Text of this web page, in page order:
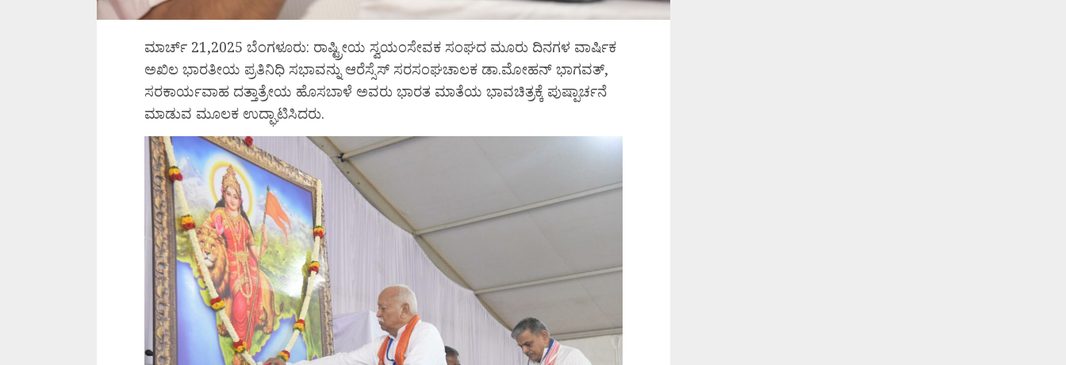
ಮಾರ್ಚ್ 21,2025 ಬೆಂಗಳೂರು: ರಾಷ್ಟ್ರೀಯ ಸ್ವಯಂಸೇವಕ ಸಂಘದ ಮೂರು ದಿನಗಳ ವಾರ್ಷಿಕ
ಅಖಿಲ ಭಾರತೀಯ ಪ್ರತಿನಿಧಿ ಸಭಾವನ್ನು ಆರೆಸ್ಸೆಸ್ ಸರಸಂಘಚಾಲಕ ಡಾ.ಮೋಹನ್ ಭಾಗವತ್,
ಸರಕಾರ್ಯವಾಹ ದತ್ತಾತ್ರೇಯ ಹೊಸಬಾಳೆ ಅವರು ಭಾರತ ಮಾತೆಯ ಭಾವಚಿತ್ರಕ್ಕೆ ಪುಷ್ಪಾರ್ಚನೆ
ಮಾಡುವ ಮೂಲಕ ಉದ್ಘಾಟಿಸಿದರು.